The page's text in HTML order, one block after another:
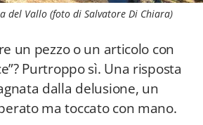
del Vallo (foto di Salvatore Di Chiara)
un pezzo o un articolo con
Purtroppo sì. Una risposta
dalla delusione, un
ma toccato con mano.